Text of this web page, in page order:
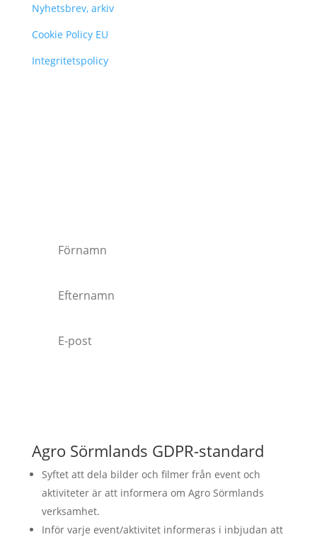
Nyhetsbrev, arkiv
Cookie Policy EU
Integritetspolicy
Agro Sörmlands GDPR-standard
Syftet att dela bilder och filmer från event och
aktiviteter är att informera om Agro Sörmlands
verksamhet.
Inför varje event/aktivitet informeras i inbjudan att